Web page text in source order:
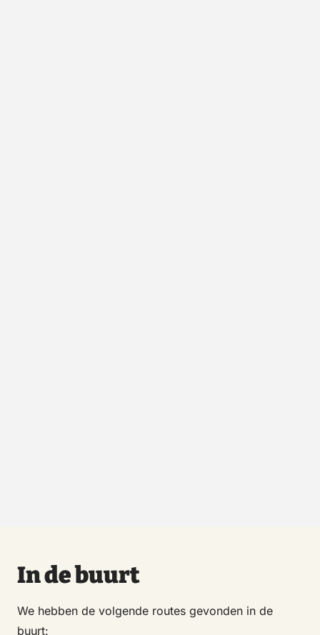
In de buurt
We hebben de volgende routes gevonden in de
buurt: